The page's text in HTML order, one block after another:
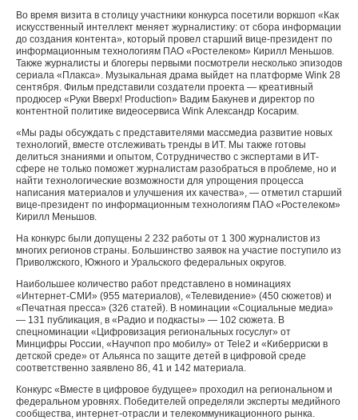
Во время визита в столицу участники конкурса посетили воркшоп «Как
искусственный интеллект меняет журналистику: от сбора информации
до создания контента», который провел старший вице-президент по
информационным технологиям ПАО «Ростелеком» Кирилл Меньшов.
Также журналисты и блогеры первыми посмотрели несколько эпизодов
сериала «Плакса». Музыкальная драма выйдет на платформе Wink 28
сентября. Фильм представили создатели проекта — креативный
продюсер «Руки Вверх! Production» Вадим Бакунев и директор по
контентной политике видеосервиса Wink Александр Косарим.
«Мы рады обсуждать с представителями массмедиа развитие новых
технологий, вместе отслеживать тренды в ИТ. Мы также готовы
делиться знаниями и опытом, Сотрудничество с экспертами в ИТ-
сфере не только поможет журналистам разобраться в проблеме, но и
найти технологические возможности для упрощения процесса
написания материалов и улучшения их качества», — отметил старший
вице-президент по информационным технологиям ПАО «Ростелеком»
Кирилл Меньшов.
На конкурс были допущены 2 232 работы от 1 300 журналистов из
многих регионов страны. Большинство заявок на участие поступило из
Приволжского, Южного и Уральского федеральных округов.
Наибольшее количество работ представлено в номинациях
«Интернет-СМИ» (955 материалов), «Телевидение» (450 сюжетов) и
«Печатная пресса» (326 статей). В номинации «Социальные медиа»
— 131 публикация, в «Радио и подкасты» — 102 сюжета. В
спецноминации «Цифровизация региональных госуслуг» от
Минцифры России, «Научпоп про мобилу» от Tele2 и «Киберриски в
детской среде» от Альянса по защите детей в цифровой среде
соответственно заявлено 86, 41 и 142 материала.
Конкурс «Вместе в цифровое будущее» проходил на региональном и
федеральном уровнях. Победителей определяли эксперты медийного
сообщества, интернет-отрасли и телекоммуникационного рынка.